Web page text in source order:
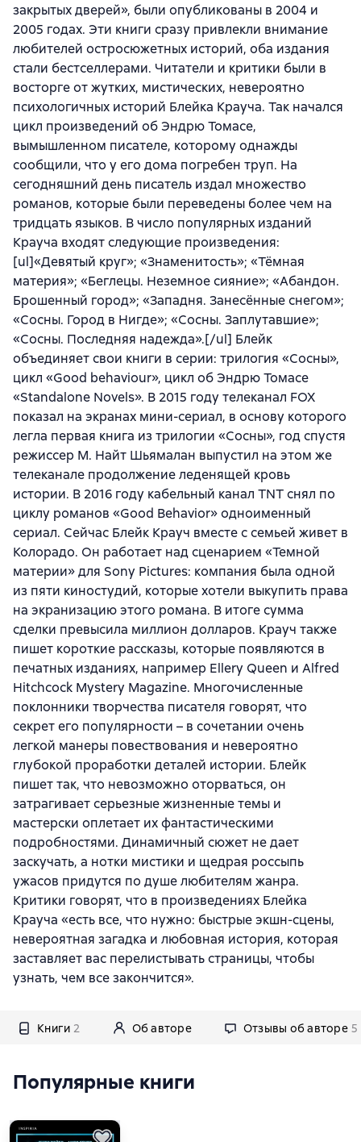
закрытых дверей», были опубликованы в 2004 и
2005 годах. Эти книги сразу привлекли внимание
любителей остросюжетных историй, оба издания
стали бестселлерами. Читатели и критики были в
восторге от жутких, мистических, невероятно
психологичных историй Блейка Крауча. Так начался
цикл произведений об Эндрю Томасе,
вымышленном писателе, которому однажды
сообщили, что у его дома погребен труп. На
сегодняшний день писатель издал множество
романов, которые были переведены более чем на
тридцать языков. В число популярных изданий
Крауча входят следующие произведения:
[ul]«Девятый круг»; «Знаменитость»; «Тёмная
материя»; «Беглецы. Неземное сияние»; «Абандон.
Брошенный город»; «Западня. Занесённые снегом»;
«Сосны. Город в Нигде»; «Сосны. Заплутавшие»;
«Сосны. Последняя надежда».[/ul] Блейк
объединяет свои книги в серии: трилогия «Сосны»,
цикл «Good behaviour», цикл об Эндрю Томасе
«Standalone Novels». В 2015 году телеканал FOX
показал на экранах мини-сериал, в основу которого
легла первая книга из трилогии «Сосны», год спустя
режиссер М. Найт Шьямалан выпустил на этом же
телеканале продолжение леденящей кровь
истории. В 2016 году кабельный канал TNT снял по
циклу романов «Good Behavior» одноименный
сериал. Сейчас Блейк Крауч вместе с семьей живет в
Колорадо. Он работает над сценарием «Темной
материи» для Sony Pictures: компания была одной
из пяти киностудий, которые хотели выкупить права
на экранизацию этого романа. В итоге сумма
сделки превысила миллион долларов. Крауч также
пишет короткие рассказы, которые появляются в
печатных изданиях, например Ellery Queen и Alfred
Hitchcock Mystery Magazine. Многочисленные
поклонники творчества писателя говорят, что
секрет его популярности – в сочетании очень
легкой манеры повествования и невероятно
глубокой проработки деталей истории. Блейк
пишет так, что невозможно оторваться, он
затрагивает серьезные жизненные темы и
мастерски оплетает их фантастическими
подробностями. Динамичный сюжет не дает
заскучать, а нотки мистики и щедрая россыпь
ужасов придутся по душе любителям жанра.
Критики говорят, что в произведениях Блейка
Крауча «есть все, что нужно: быстрые экшн-сцены,
невероятная загадка и любовная история, которая
заставляет вас перелистывать страницы, чтобы
узнать, чем все закончится».
Книги 2 Об авторе Отзывы об авторе 5
Популярные книги